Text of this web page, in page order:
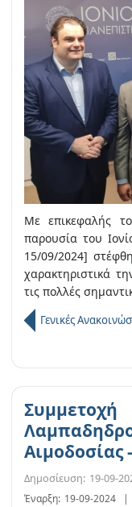
Με επικεφαλής
παρουσία του
15/09/2024]
χαρακτηριστικά
τις πολλές
Γενικές
Αιμοδοσίας
Δημοσίευση: 19-09-
Έναρξη: 19-09-2024 |